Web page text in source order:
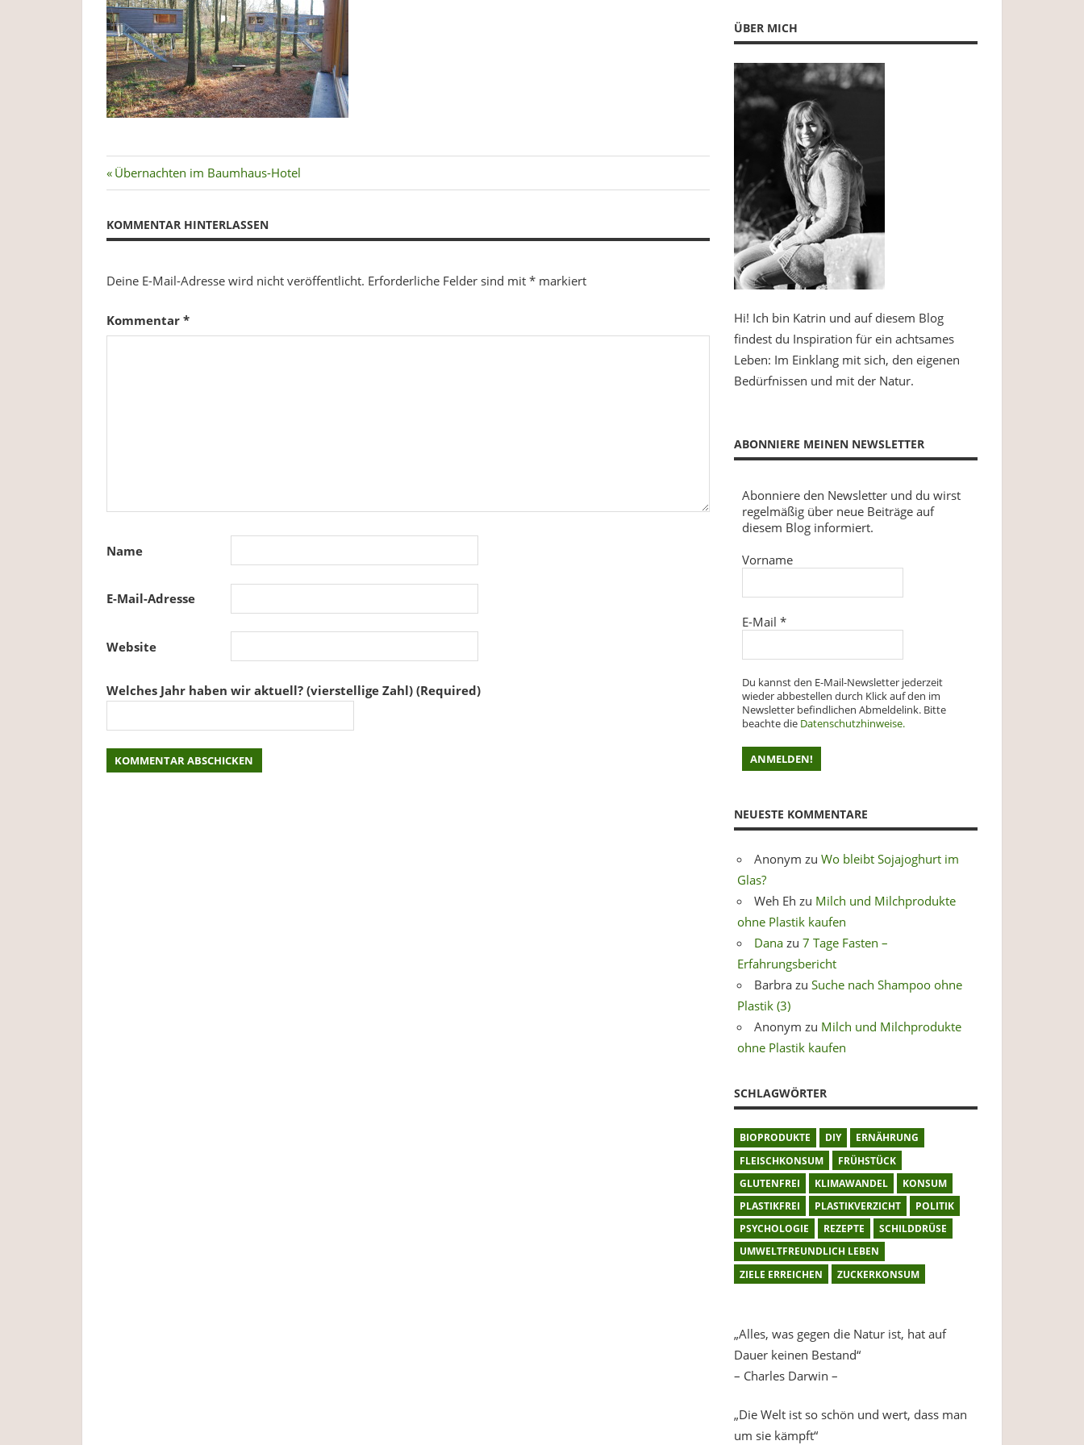
Plastikverzicht,
Gesundheit
&
Ernährung.
Beitragsnavigation
Vorheriger
Beitrag:
Übernachten im Baumhaus-Hotel
KOMMENTAR HINTERLASSEN
Deine E-Mail-Adresse wird nicht veröffentlicht. Erforderliche Felder sind mit * markiert
Kommentar *
Name
E-Mail-Adresse
Website
Welches Jahr haben wir aktuell? (vierstellige Zahl) (Required)
ÜBER MICH
Hi! Ich bin Katrin und auf diesem Blog
findest du Inspiration für ein achtsames
Leben: Im Einklang mit sich, den eigenen
Bedürfnissen und mit der Natur.
ABONNIERE MEINEN NEWSLETTER
Abonniere den Newsletter und du wirst
regelmäßig über neue Beiträge auf
diesem Blog informiert.
Vorname
E-Mail *
Du kannst den E-Mail-Newsletter jederzeit
wieder abbestellen durch Klick auf den im
Newsletter befindlichen Abmeldelink. Bitte
beachte die Datenschutzhinweise.
NEUESTE KOMMENTARE
Anonym zuWo bleibt Sojajoghurt im
Glas?
Weh Eh zu Milch und Milchprodukte
ohne Plastik kaufen
Dana zu7 Tage Fasten –
Erfahrungsbericht
Barbra zuSuche nach Shampoo ohne
Plastik (3)
Anonym zu Milch und Milchprodukte
ohne Plastik kaufen
SCHLAGWÖRTER
BIOPRODUKTE DIY
ERNÄHRUNG
FLEISCHKONSUM
FRÜHSTÜCK
GLUTENFREI
KLIMAWANDEL
KONSUM
PLASTIKFREI
PLASTIKVERZICHT
POLITIK
PSYCHOLOGIE
REZEPTE
SCHILDDRÜSE
UMWELTFREUNDLICH LEBEN
ZIELE ERREICHEN
ZUCKERKONSUM
„Alles, was gegen die Natur ist, hat auf
Dauer keinen Bestand“
– Charles Darwin –
„Die Welt ist so schön und wert, dass man
um sie kämpft“